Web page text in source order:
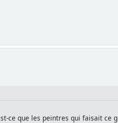
ce que les peintres qui faisait ce